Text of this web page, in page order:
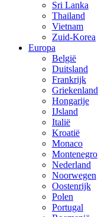
Sri Lanka
Thailand
Vietnam
Zuid-Korea
Europa
België
Duitsland
Frankrijk
Griekenland
Hongarije
IJsland
Italië
Kroatië
Monaco
Montenegro
Nederland
Noorwegen
Oostenrijk
Polen
Portugal